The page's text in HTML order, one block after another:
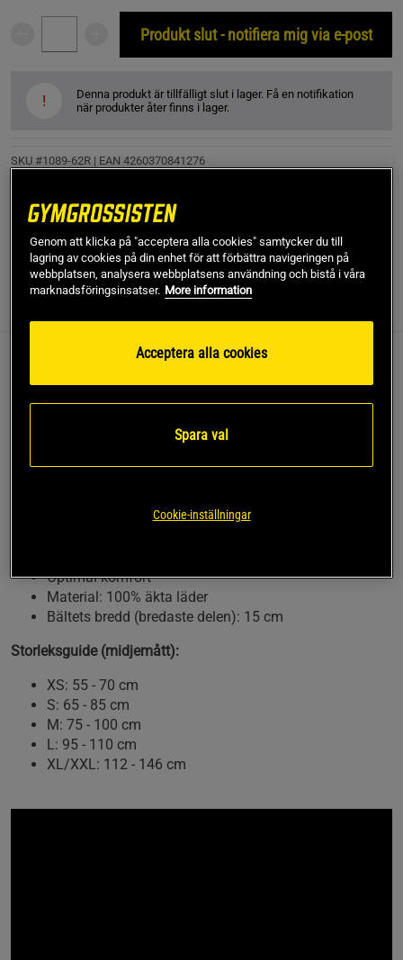
Produkt slut - notifiera mig via e-post
!
Denna produkt är tillfälligt slut i lager. Få en notifikation
när produkter åter finns i lager.
SKU #1089-62R | EAN 4260370841276
som ger extra stöd för ryggen!
Läs mer
högkvalitativt läder som ger extra stöd för
Bältet från C.P Sports har en snygg design med logo-typ
Optimal komfort
Material: 100% äkta läder
Bältets bredd (bredaste delen): 15 cm
Storleksguide (midjemått):
XS: 55 - 70 cm
S: 65 - 85 cm
M: 75 - 100 cm
L: 95 - 110 cm
XL/XXL: 112 - 146 cm
Genom att klicka på "acceptera alla cookies" samtycker du till
lagring av cookies på din enhet för att förbättra navigeringen på
webbplatsen, analysera webbplatsens användning och bistå i våra
marknadsföringsinsatser. More information
Acceptera alla cookies
Spara val
Cookie-inställningar